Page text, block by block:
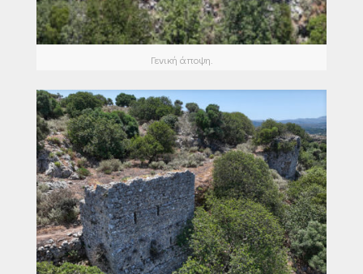
Γενική άποψη.